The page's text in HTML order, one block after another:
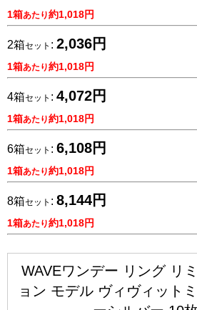
1箱あたり約1,018円
2箱セット : 2,036円
1箱あたり約1,018円
4箱セット : 4,072円
1箱あたり約1,018円
6箱セット : 6,108円
1箱あたり約1,018円
8箱セット : 8,144円
1箱あたり約1,018円
WAVEワンデー リング リ
ョン モデル ヴィヴィット